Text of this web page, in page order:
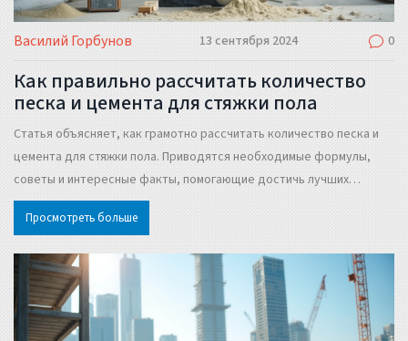
Василий Горбунов 13 сентября 2024 0
Как правильно рассчитать количество
песка и цемента для стяжки пола
Статья объясняет, как грамотно рассчитать количество песка и
цемента для стяжки пола. Приводятся необходимые формулы,
советы и интересные факты, помогающие достичь лучших
результатов. Узнайте, как избежать ошибок и сделать стяжку
пола качественно и экономично.
Просмотреть больше